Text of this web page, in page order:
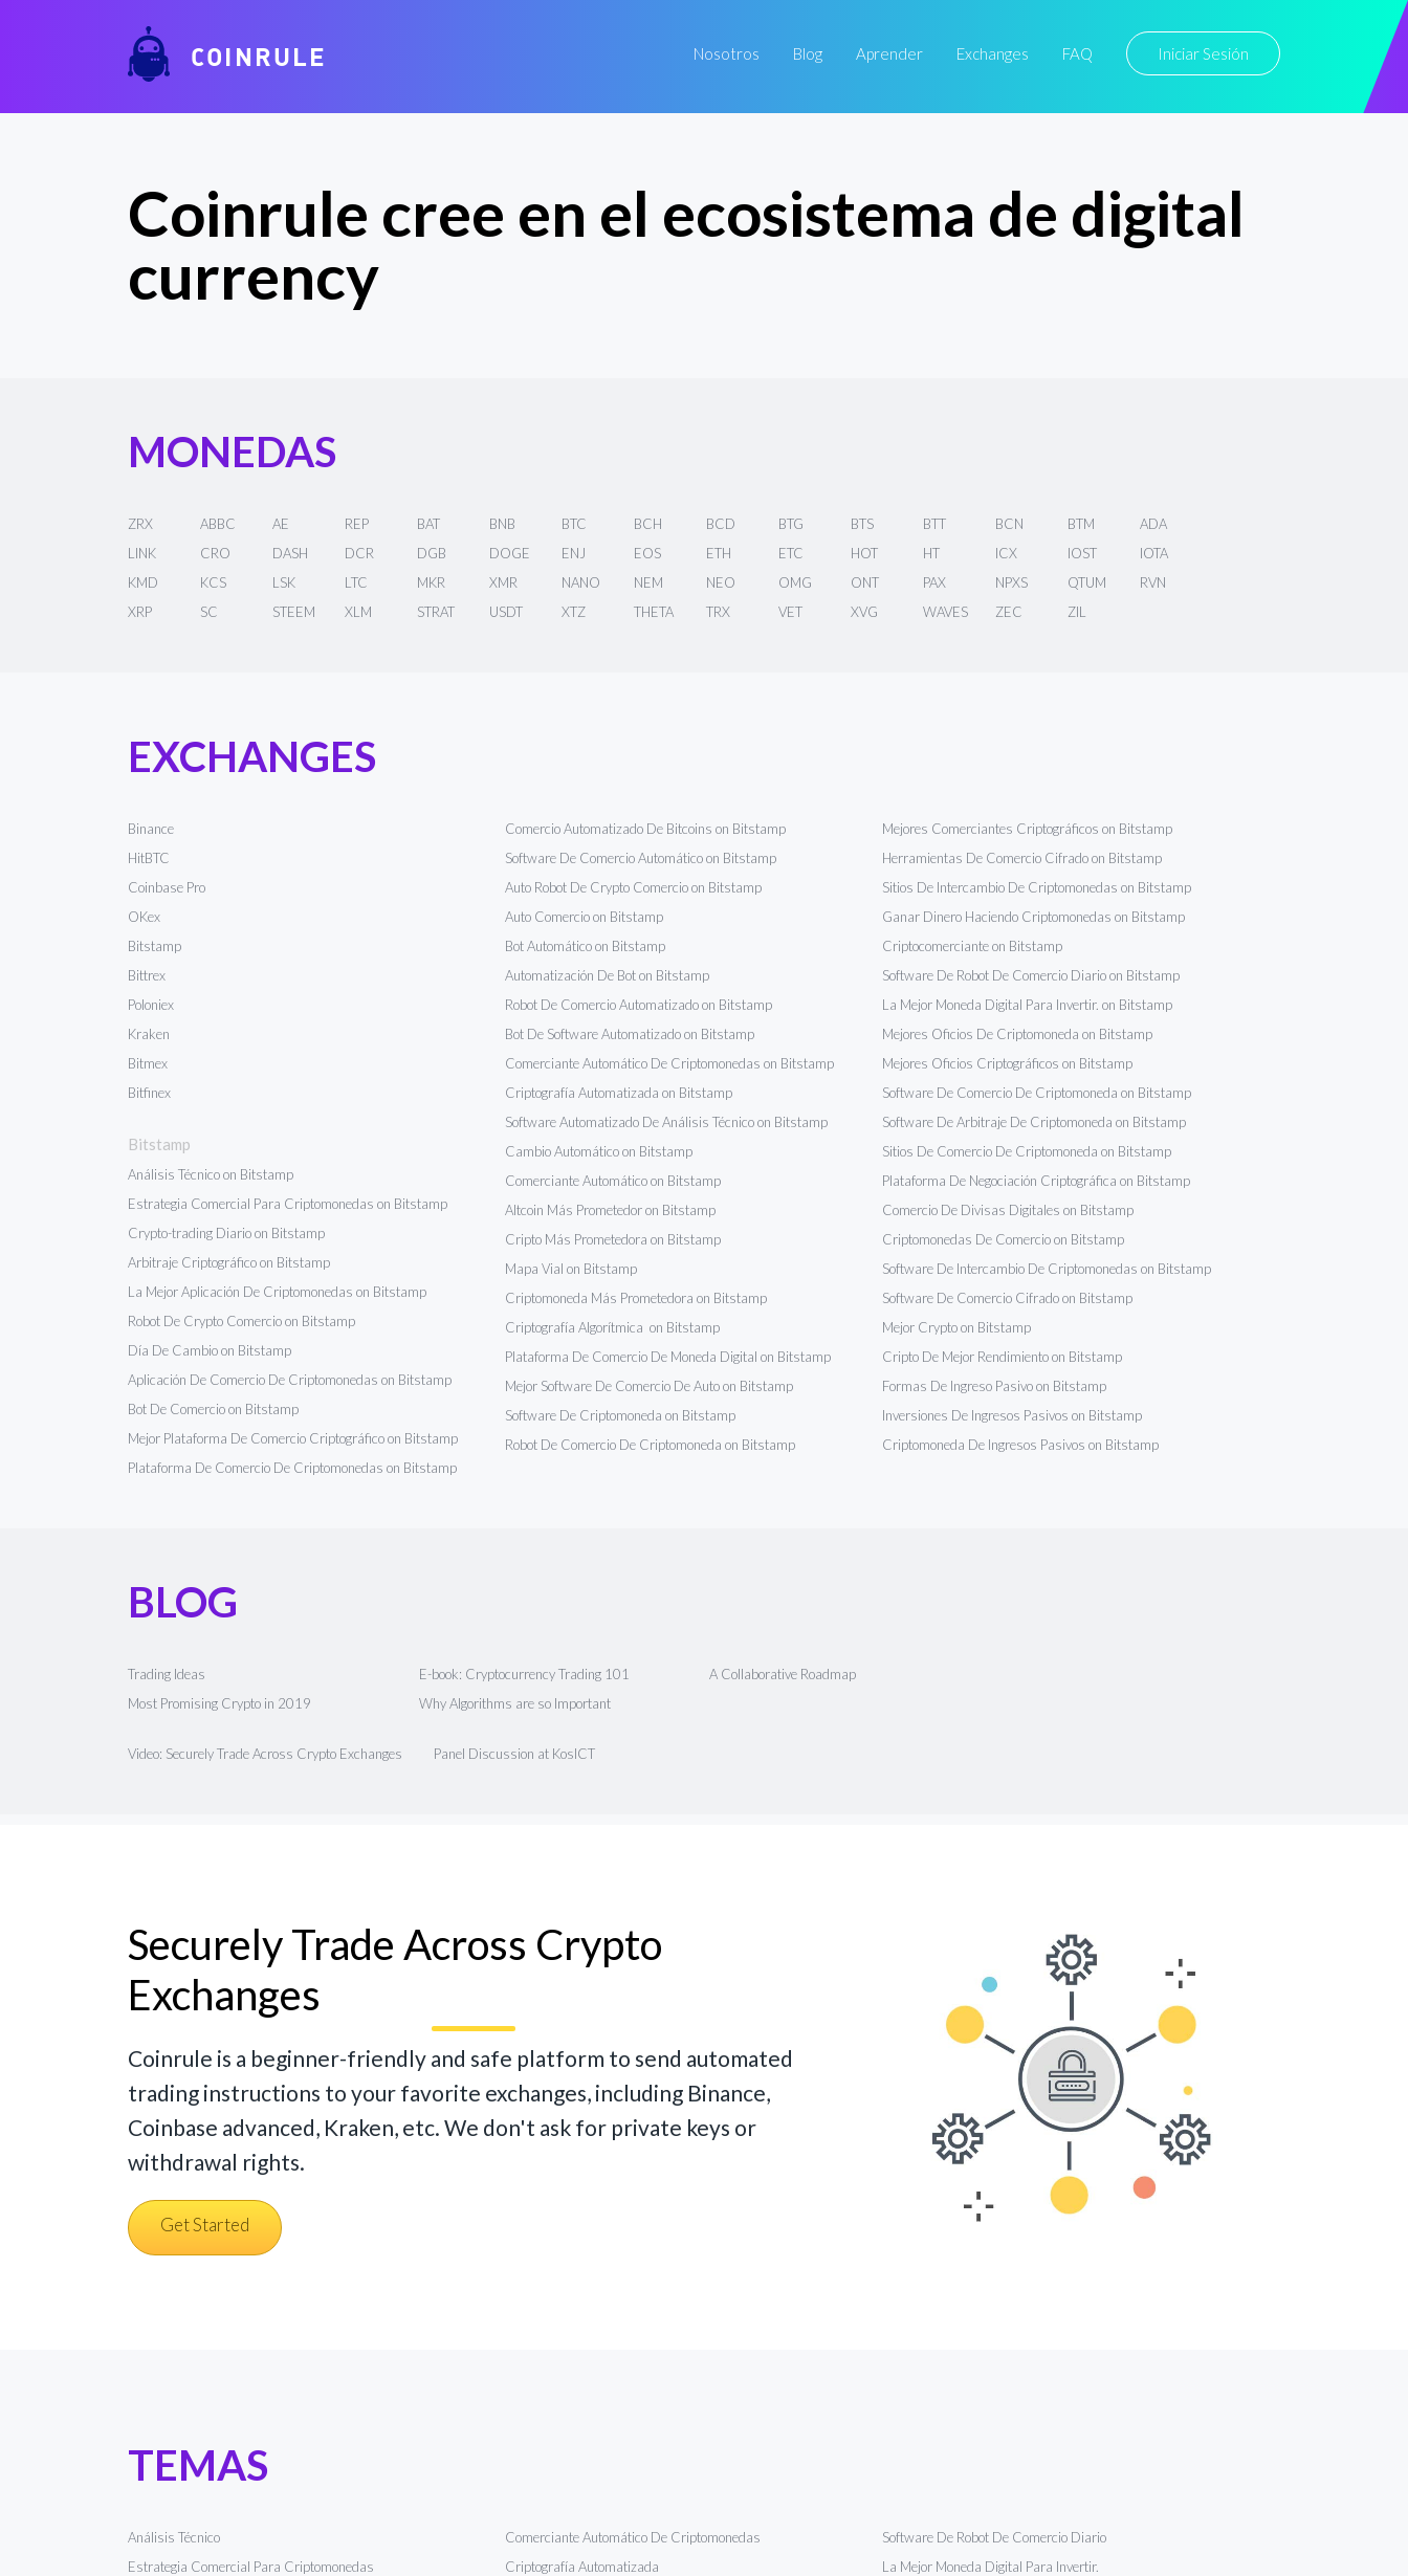
COINRULE Nosotros Blog Aprender Exchanges FAQ Iniciar Sesión
Coinrule cree en el ecosistema de digital
currency
EXCHANGES
Binance
HitBTC
Coinbase Pro
OKex
Bitstamp
Bittrex
Poloniex
Kraken
Bitmex
Bitfinex
Bitstamp
Análisis Técnico on Bitstamp
Estrategia Comercial Para Criptomonedas on Bitstamp
Crypto-trading Diario on Bitstamp
Arbitraje Criptográfico on Bitstamp
La Mejor Aplicación De Criptomonedas on Bitstamp
Robot De Crypto Comercio on Bitstamp
Día De Cambio on Bitstamp
Aplicación De Comercio De Criptomonedas on Bitstamp
Bot De Comercio on Bitstamp
Mejor Plataforma De Comercio Criptográfico on Bitstamp
Plataforma De Comercio De Criptomonedas on Bitstamp
Comercio Automatizado De Bitcoins on Bitstamp
Software De Comercio Automático on Bitstamp
Auto Robot De Crypto Comercio on Bitstamp
Auto Comercio on Bitstamp
Bot Automático on Bitstamp
Automatización De Bot on Bitstamp
Robot De Comercio Automatizado on Bitstamp
Bot De Software Automatizado on Bitstamp
Comerciante Automático De Criptomonedas on Bitstamp
Criptografía Automatizada on Bitstamp
Software Automatizado De Análisis Técnico on Bitstamp
Cambio Automático on Bitstamp
Comerciante Automático on Bitstamp
Altcoin Más Prometedor on Bitstamp
Cripto Más Prometedora on Bitstamp
Mapa Vial on Bitstamp
Criptomoneda Más Prometedora on Bitstamp
Criptografía Algorítmica on Bitstamp
Plataforma De Comercio De Moneda Digital on Bitstamp
Mejor Software De Comercio De Auto on Bitstamp
Software De Criptomoneda on Bitstamp
Robot De Comercio De Criptomoneda on Bitstamp
Mejores Comerciantes Criptográficos on Bitstamp
Herramientas De Comercio Cifrado on Bitstamp
Sitios De Intercambio De Criptomonedas on Bitstamp
Ganar Dinero Haciendo Criptomonedas on Bitstamp
Criptocomerciante on Bitstamp
Software De Robot De Comercio Diario on Bitstamp
La Mejor Moneda Digital Para Invertir. on Bitstamp
Mejores Oficios De Criptomoneda on Bitstamp
Mejores Oficios Criptográficos on Bitstamp
Software De Comercio De Criptomoneda on Bitstamp
Software De Arbitraje De Criptomoneda on Bitstamp
Sitios De Comercio De Criptomoneda on Bitstamp
Plataforma De Negociación Criptográfica on Bitstamp
Comercio De Divisas Digitales on Bitstamp
Criptomonedas De Comercio on Bitstamp
Software De Intercambio De Criptomonedas on Bitstamp
Software De Comercio Cifrado on Bitstamp
Mejor Crypto on Bitstamp
Cripto De Mejor Rendimiento on Bitstamp
Formas De Ingreso Pasivo on Bitstamp
Inversiones De Ingresos Pasivos on Bitstamp
Criptomoneda De Ingresos Pasivos on Bitstamp
MONEDAS
ZRX ABBC AE REP BAT BNB BTC BCH BCD BTG BTS BTT BCN BTM
ADA
LINK
CRO DASH DCR DGB DOGE ENJ EOS ETH ETC HOT HT ICX IOST
IOTA
KMD
KCS LSK LTC MKR XMR NANO NEM NEO OMG ONT PAX NPXS QTUM
RVN
XRP
SC STEEM XLM STRAT USDT XTZ THETA TRX VET XVG WAVES ZEC ZIL
TEMAS
Análisis Técnico
Estrategia Comercial Para Criptomonedas
Comerciante Automático De Criptomonedas
Criptografía Automatizada
Software De Robot De Comercio Diario
La Mejor Moneda Digital Para Invertir.
BLOG
Trading Ideas
Most Promising Crypto in 2019
E-book: Cryptocurrency Trading 101
Why Algorithms are so Important
A Collaborative Roadmap
Video: Securely Trade Across Crypto Exchanges Panel Discussion at KosICT
Securely Trade Across Crypto
Exchanges
Coinrule is a beginner-friendly and safe platform to send automated
trading instructions to your favorite exchanges, including Binance,
Coinbase advanced, Kraken, etc. We don't ask for private keys or
withdrawal rights.
Get Started